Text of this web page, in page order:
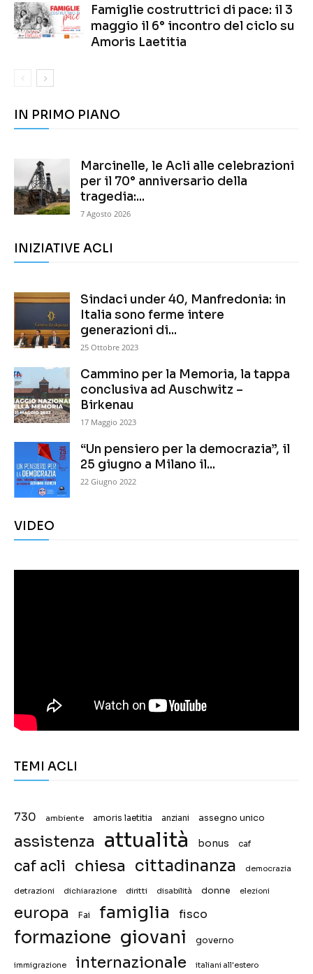
Famiglie costruttrici di pace: il 3
maggio il 6° incontro del ciclo su
Amoris Laetitia
IN PRIMO PIANO
Marcinelle, le Acli alle celebrazioni
per il 70° anniversario della
tragedia:...
7 Agosto 2026
INIZIATIVE ACLI
Sindaci under 40, Manfredonia: in
Italia sono ferme intere
generazioni di...
25 Ottobre 2023
Cammino per la Memoria, la tappa
conclusiva ad Auschwitz –
Birkenau
17 Maggio 2023
“Un pensiero per la democrazia”, il
25 giugno a Milano il...
22 Giugno 2022
VIDEO
TEMI ACLI
730 ambiente amoris laetitia anziani assegno unico
assistenza attualità bonus caf
caf acli chiesa cittadinanza democrazia
detrazioni dichiarazione diritti disabilità donne elezioni
europa Fai famiglia fisco
formazione giovani governo
immigrazione internazionale italiani all'estero